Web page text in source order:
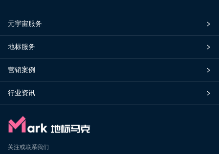
元宇宙服务
地标服务
营销案例
行业资讯
关注或联系我们